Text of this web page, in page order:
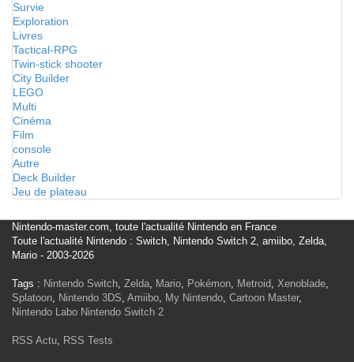
Survie
Exploration
Livres
Tactical-RPG
Twin-stick shooter
City Builder
LEGO
Multi
Cinéma
Film
console
Autre
Deck Builder
Jeu de plateau
Nintendo-master.com, toute l'actualité Nintendo en France
Toute l'actualité Nintendo : Switch, Nintendo Switch 2, amiibo, Zelda,
Mario - 2003-2026
Tags : Nintendo Switch, Zelda, Mario, Pokémon, Metroid, Xenoblade,
Splatoon, Nintendo 3DS, Amiibo, My Nintendo, Cartoon Master,
Nintendo Labo Nintendo Switch 2
RSS Actu, RSS Tests